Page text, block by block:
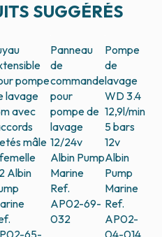
SUGGÉRÉS
pompe
lavage
avec
mâle
Albin
65-
Panneau
de
commande
pour
pompe de
lavage
12/24v
Albin Pump
Marine
Ref.
AP02-69-
032
Pompe
de
lavage
WD 3.4
12,9l/min
5 bars
12v
Albin
Pump
Marine
Ref.
AP02-
04-014